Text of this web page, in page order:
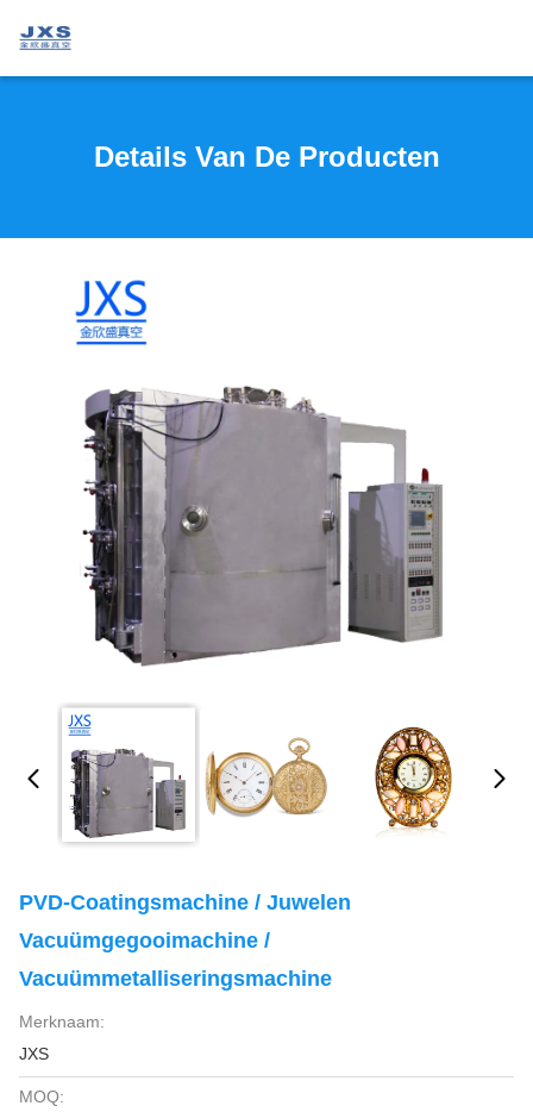
Details Van De Producten
PVD-Coatingsmachine / Juwelen
Vacuümgegooimachine /
Vacuümmetalliseringsmachine
Merknaam:
JXS
MOQ: